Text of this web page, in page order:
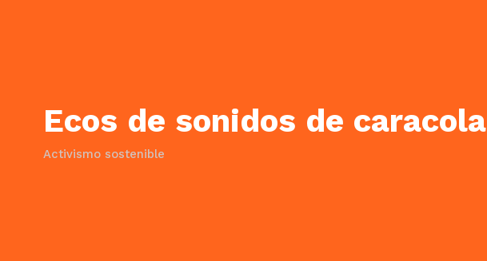
Ecos de sonidos de caracola
Activismo sostenible